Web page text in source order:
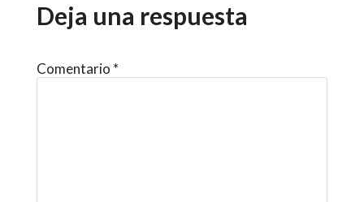
Deja una respuesta
Comentario *